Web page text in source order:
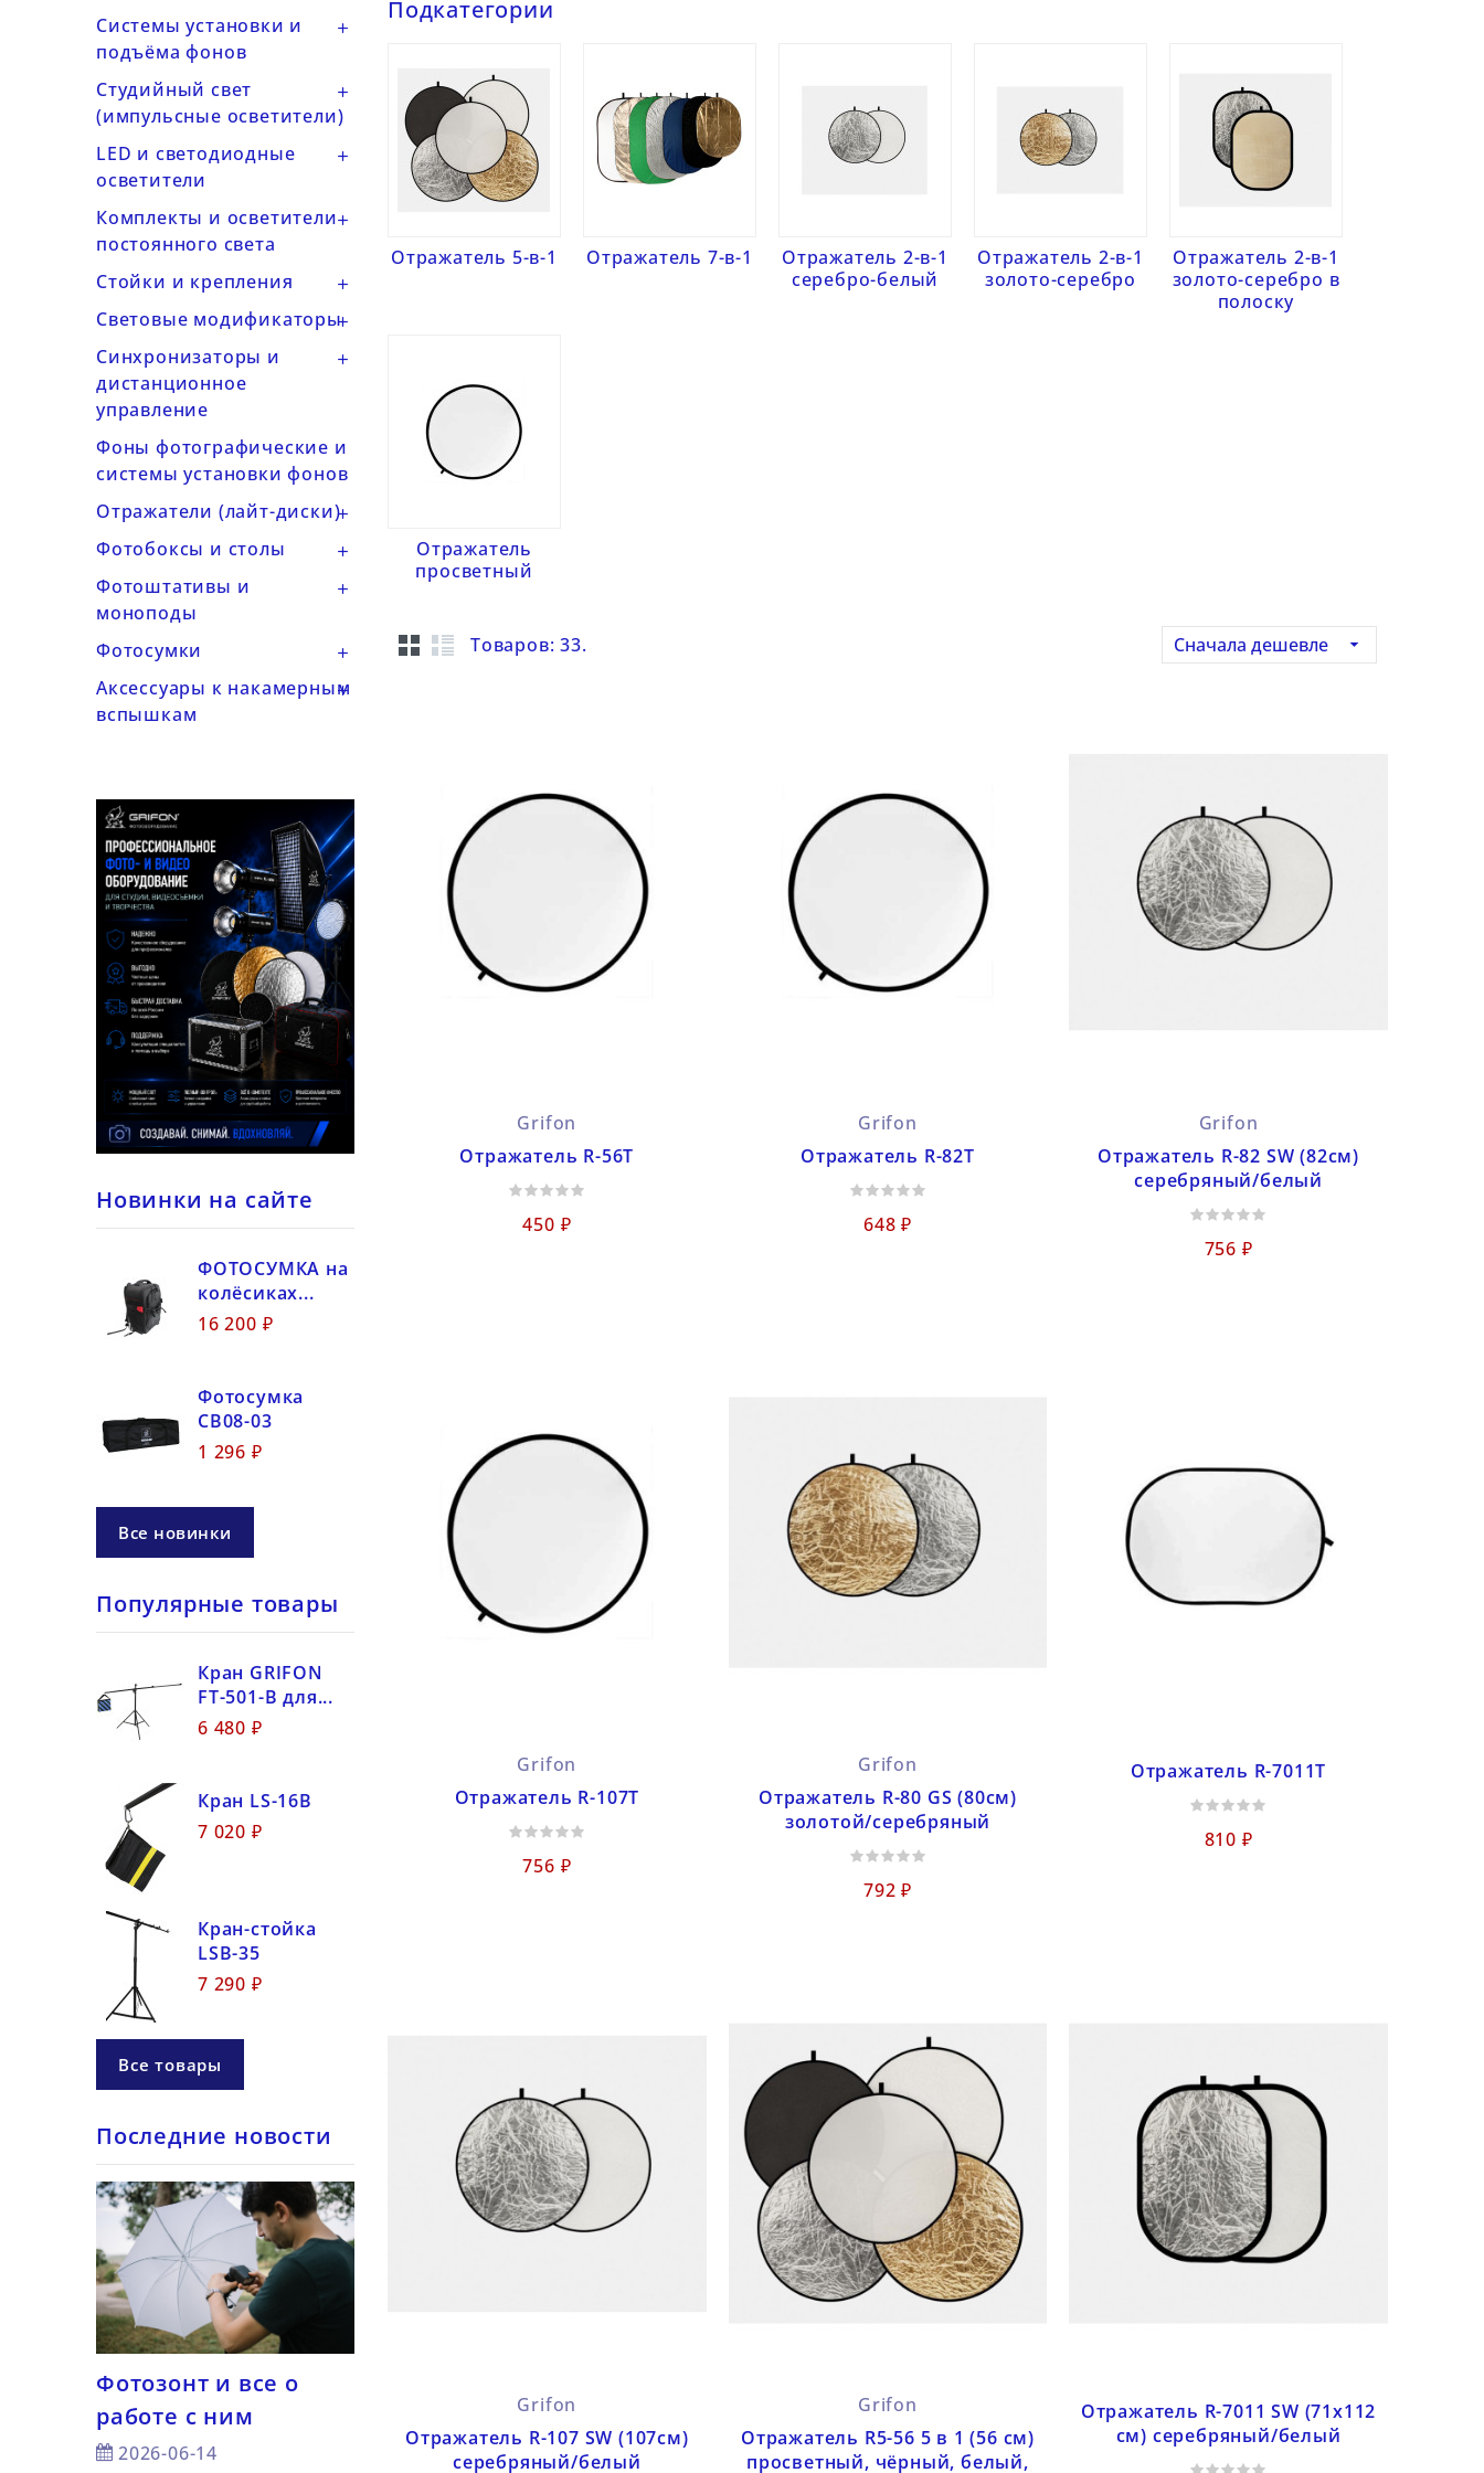
Системы установки и
подъёма фонов

Студийный свет
(импульсные осветители)

LED и светодиодные
осветители

Комплекты и осветители
постоянного света

Стойки и крепления 
Световые модификаторы
Синхронизаторы и
дистанционное
управление

Фоны фотографические и
системы установки фонов
Отражатели (лайт-диски)
Фотобоксы и столы 
Фотоштативы и
моноподы

Фотосумки 
Аксессуары к накамерным
вспышкам

Новинки на сайте
ФОТОСУМКА на
колёсиках...
16 200 ₽
Фотосумка
CB08-03
1 296 ₽
Все новинки
Популярные товары
Кран GRIFON
FT-501-B для...
6 480 ₽
Кран LS-16B
7 020 ₽
Кран-стойка
LSB-35
7 290 ₽
Все товары
Последние новости
Фотозонт и все о
работе с ним
2026-06-14
снимать с цветным
светом
естественного света
для накамерных
2026-06-14
качественного
источника
Подкатегории
Отражатель 5-в-1 Отражатель 7-в-1
Отражатель 2-в-1
серебро-белый
Отражатель 2-в-1
золото-серебро
Отражатель 2-в-1
золото-серебро в
полоску
Отражатель
просветный
Товаров: 33. Сначала дешевле 
Grifon
Отражатель R-56T
450 ₽
Grifon
Отражатель R-82T
648 ₽
Grifon
Отражатель R-82 SW (82см)
серебряный/белый
756 ₽
Grifon
Отражатель R-107T
756 ₽
Grifon
Отражатель R-80 GS (80см)
золотой/серебряный
792 ₽
Отражатель R-7011T
810 ₽
Grifon
Отражатель R-107 SW (107см)
серебряный/белый
Grifon
Отражатель R5-56 5 в 1 (56 см)
просветный, чёрный, белый,
Отражатель R-7011 SW (71х112
см) серебряный/белый